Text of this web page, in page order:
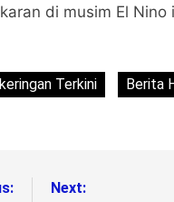
di musim El Nino
Terkini
Berita
Next: